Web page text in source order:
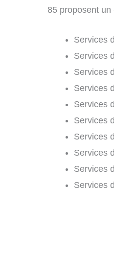
85 proposent
Services
Services
Services
Services
Services
Services
Services
Services
Services
Services